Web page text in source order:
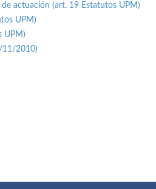
actuación (art. 19 Estatutos UPM)
UPM)
UPM)
11/2010)